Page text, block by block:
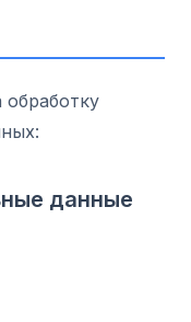
обработку
данные